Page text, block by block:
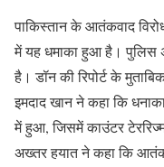
पाकिस्तान के आतंकवाद
में यह धमाका हुआ है। पुलिस
है। डॉन की रिपोर्ट के
इमदाद खान ने कहा कि
में हुआ, जिसमें काउंटर
अख्तर हयात ने कहा कि